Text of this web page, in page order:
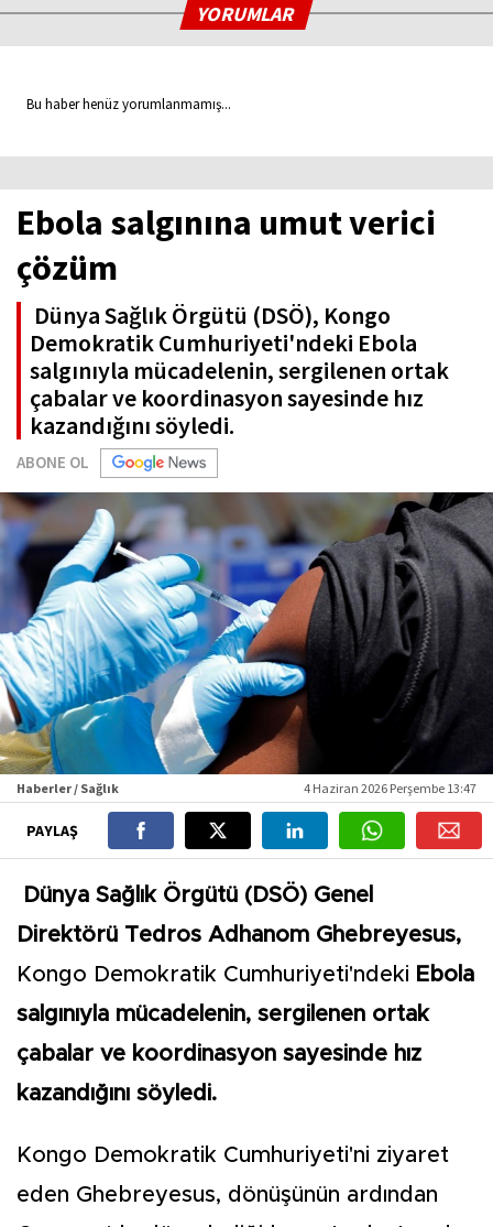
YORUMLAR
Bu haber henüz yorumlanmamış...
Ebola salgınına umut verici
çözüm
Dünya Sağlık Örgütü (DSÖ), Kongo
Demokratik Cumhuriyeti'ndeki Ebola
salgınıyla mücadelenin, sergilenen ortak
çabalar ve koordinasyon sayesinde hız
kazandığını söyledi.
ABONE OL
Haberler / Sağlık 4 Haziran 2026 Perşembe 13:47
PAYLAŞ
Dünya Sağlık Örgütü (DSÖ) Genel
Direktörü Tedros Adhanom Ghebreyesus,
Kongo Demokratik Cumhuriyeti'ndeki Ebola
salgınıyla mücadelenin, sergilenen ortak
çabalar ve koordinasyon sayesinde hız
kazandığını söyledi.
Kongo Demokratik Cumhuriyeti'ni ziyaret
eden Ghebreyesus, dönüşünün ardından